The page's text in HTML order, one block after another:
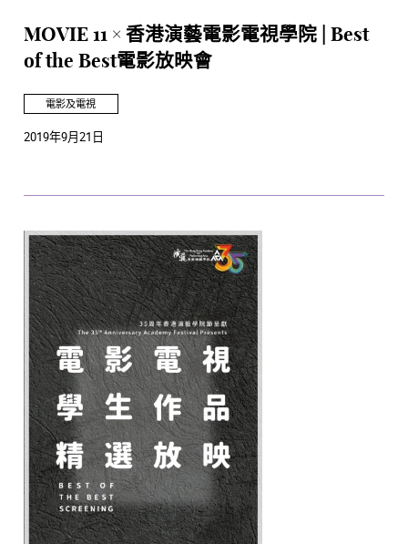
MOVIE 11 × 香港演藝電影電視學院 | Best
of the Best電影放映會
電影及電視
2019年9月21日